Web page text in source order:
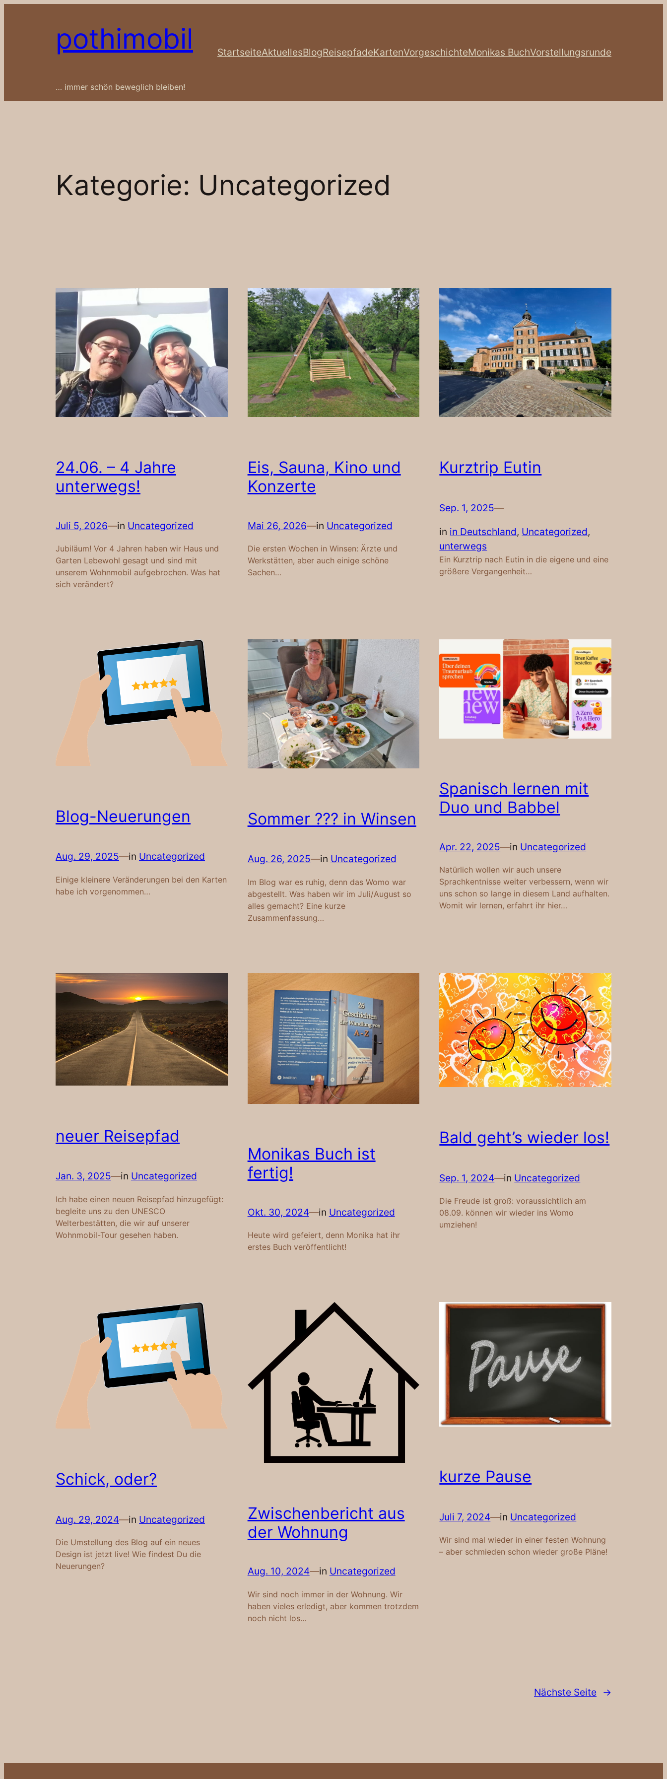
pothimobil
… immer schön beweglich bleiben!
StartseiteAktuellesBlogReisepfadeKartenVorgeschichteMonikas BuchVorstellungsrunde
Kategorie: Uncategorized
24.06. – 4 Jahre
unterwegs!
Juli 5, 2026—in Uncategorized
Jubiläum! Vor 4 Jahren haben wir Haus und
Garten Lebewohl gesagt und sind mit
unserem Wohnmobil aufgebrochen. Was hat
sich verändert?
Eis, Sauna, Kino und
Konzerte
Mai 26, 2026—in Uncategorized
Die ersten Wochen in Winsen: Ärzte und
Werkstätten, aber auch einige schöne
Sachen…
Kurztrip Eutin
Sep. 1, 2025—
in in Deutschland, Uncategorized
unterwegs
Ein Kurztrip nach Eutin in die eigene und eine
größere Vergangenheit…
Blog-Neuerungen
Aug. 29, 2025—in Uncategorized
Einige kleinere Veränderungen bei den Karten
habe ich vorgenommen…
Sommer ??? in Winsen
Aug. 26, 2025—in Uncategorized
Im Blog war es ruhig, denn das Womo war
abgestellt. Was haben wir im Juli/August so
alles gemacht? Eine kurze
Zusammenfassung…
Spanisch lernen mit
Duo und Babbel
Apr. 22, 2025—in Uncategorized
Natürlich wollen wir auch unsere
Sprachkentnisse weiter verbessern, wenn wir
uns schon so lange in diesem Land aufhalten.
Womit wir lernen, erfahrt ihr hier…
neuer Reisepfad
Jan. 3, 2025—in Uncategorized
Ich habe einen neuen Reisepfad hinzugefügt:
begleite uns zu den UNESCO
Welterbestätten, die wir auf unserer
Wohnmobil-Tour gesehen haben.
Monikas Buch ist
fertig!
Okt. 30, 2024—in Uncategorized
Heute wird gefeiert, denn Monika hat ihr
erstes Buch veröffentlicht!
Bald geht’s wieder los!
Sep. 1, 2024—in Uncategorized
Die Freude ist groß: voraussichtlich am
08.09. können wir wieder ins Womo
umziehen!
Schick, oder?
Aug. 29, 2024—in Uncategorized
Die Umstellung des Blog auf ein neues
Design ist jetzt live! Wie findest Du die
Neuerungen?
Zwischenbericht aus
der Wohnung
Aug. 10, 2024—in Uncategorized
Wir sind noch immer in der Wohnung. Wir
haben vieles erledigt, aber kommen trotzdem
noch nicht los…
kurze Pause
Juli 7, 2024—in Uncategorized
Wir sind mal wieder in einer festen Wohnung
– aber schmieden schon wieder große Pläne!
Nächste Seite →